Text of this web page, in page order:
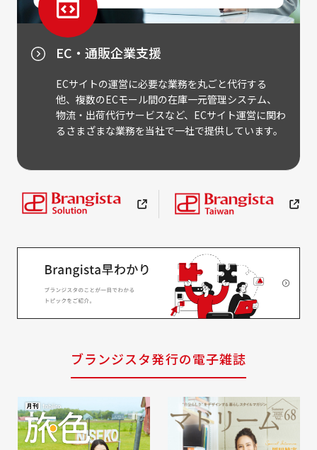
EC・通販企業支援
ECサイトの運営に必要な業務を丸ごと代行する
他、複数のECモール間の在庫一元管理システム、
物流・出荷代行サービスなど、ECサイト運営に関わ
るさまざまな業務を当社で一社で提供しています。
ブランジスタ発行の電子雑誌